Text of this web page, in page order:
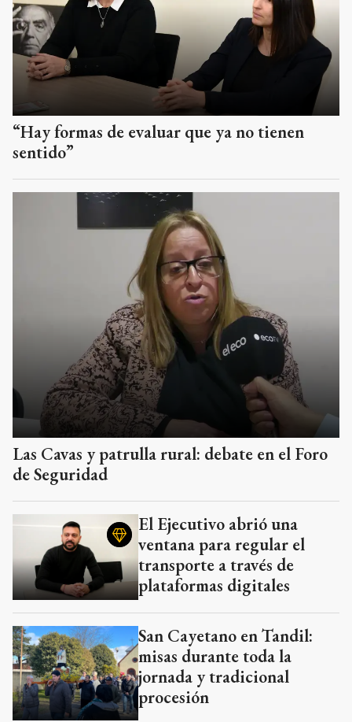
“Hay formas de evaluar que ya no tienen
sentido”
Las Cavas y patrulla rural: debate en el Foro
de Seguridad
El Ejecutivo abrió una
ventana para regular el
transporte a través de
plataformas digitales
San Cayetano en Tandil:
misas durante toda la
jornada y tradicional
procesión